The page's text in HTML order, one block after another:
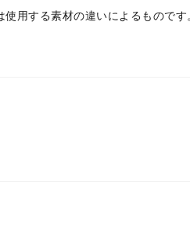
用する素材の違いによるものです